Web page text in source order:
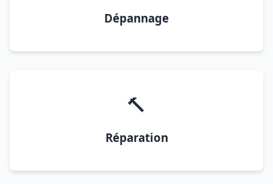
Dépannage
🔨
Réparation